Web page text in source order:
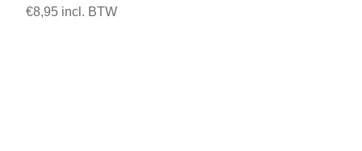
€8,95 incl. BTW